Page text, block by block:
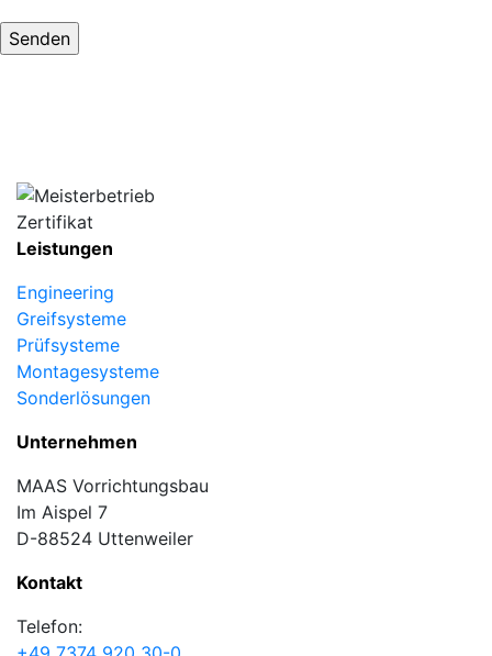
Leistungen
Engineering
Greifsysteme
Prüfsysteme
Montagesysteme
Sonderlösungen
Unternehmen
MAAS Vorrichtungsbau
Im Aispel 7
D-88524 Uttenweiler
Kontakt
Telefon: